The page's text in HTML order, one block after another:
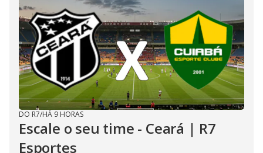
DO R7/HÁ 9 HORAS
Escale o seu time - Ceará | R7
Esportes